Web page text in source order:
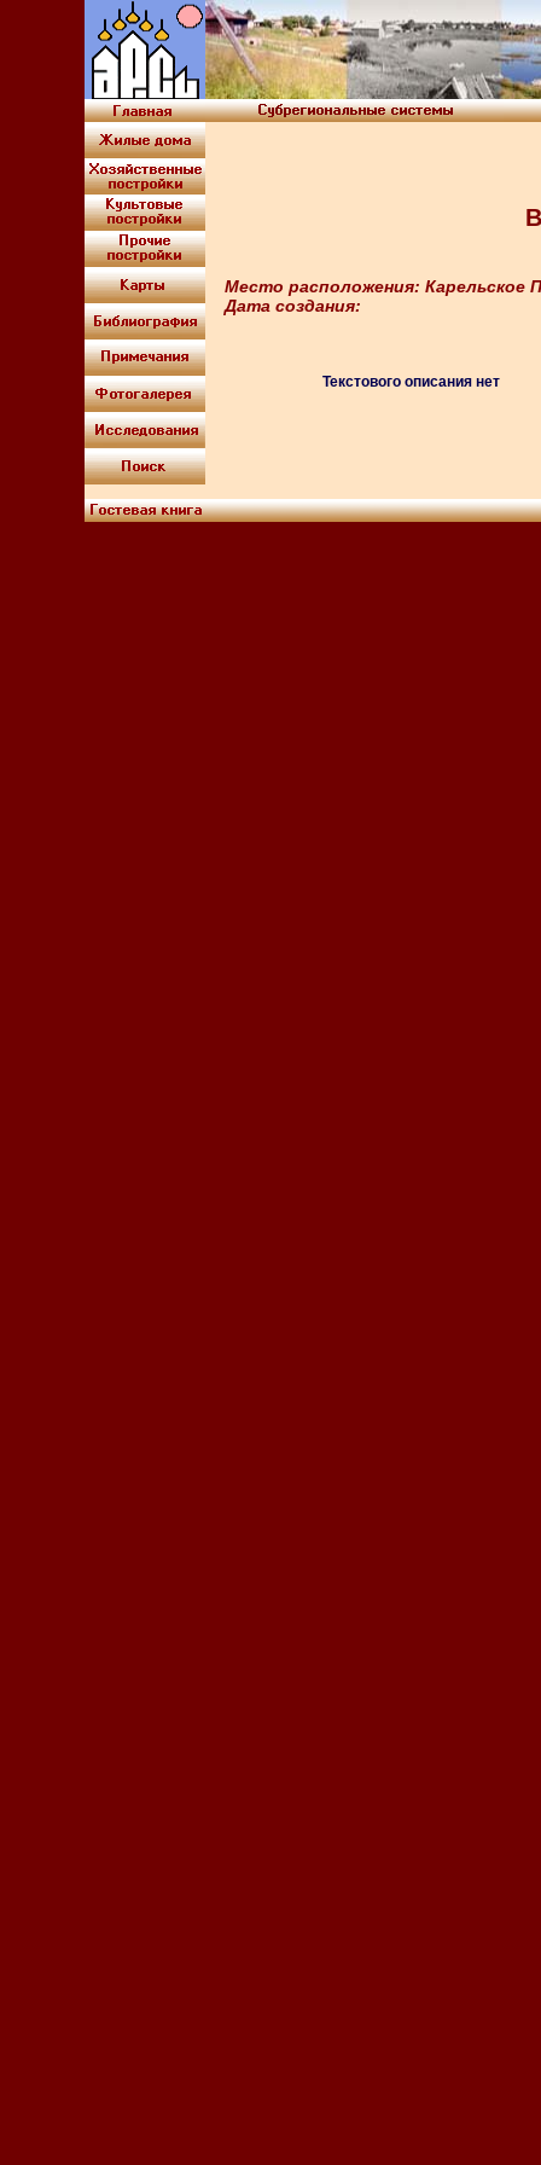
Место расположения: Карельское
Дата создания:
Текстового описания нет